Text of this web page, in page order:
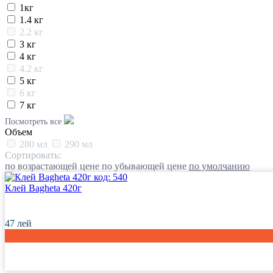
1кг
1.4 кг
2.2 кг
3 кг
4 кг
4.2 кг
5 кг
6 кг
7 кг
10 кг
14 кг
15 кг
16 kg
18 кг
23 кг
500 г
Посмотреть все
Объем
280 мл
290 мл
Сортировать:
по возрастающей цене по убывающей цене по умолчанию
код: 540
Клей Bagheta 420г
47 лей